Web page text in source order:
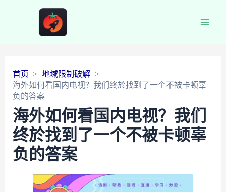
首页
地域限制破解
海外如何看国内电视？我们终於找到了一个不被卡顿辜
负的答案
海外如何看国内电视？我们
终於找到了一个不被卡顿辜
负的答案